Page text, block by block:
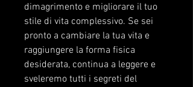
dimagrimento e migliorare il tuo
stile di vita complessivo. Se sei
pronto a cambiare la tua vita e
raggiungere la forma fisica
desiderata, continua a leggere e
sveleremo tutti i segreti del